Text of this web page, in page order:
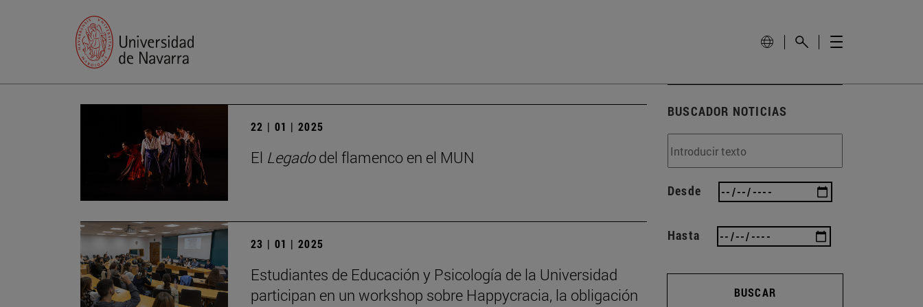
22 | 01 | 2025
El Legadodel flamenco en el MUN
23 | 01 | 2025
Estudiantes de Educación y Psicología de la Universidad
participan en un workshop sobre Happycracia, la obligación
BUSCADOR NOTICIAS
Desde
Hasta
BUSCAR